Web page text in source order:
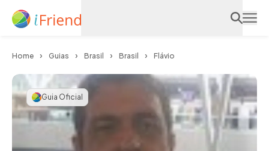
Home Guias Brasil Brasil Flávio
Guia Oficial